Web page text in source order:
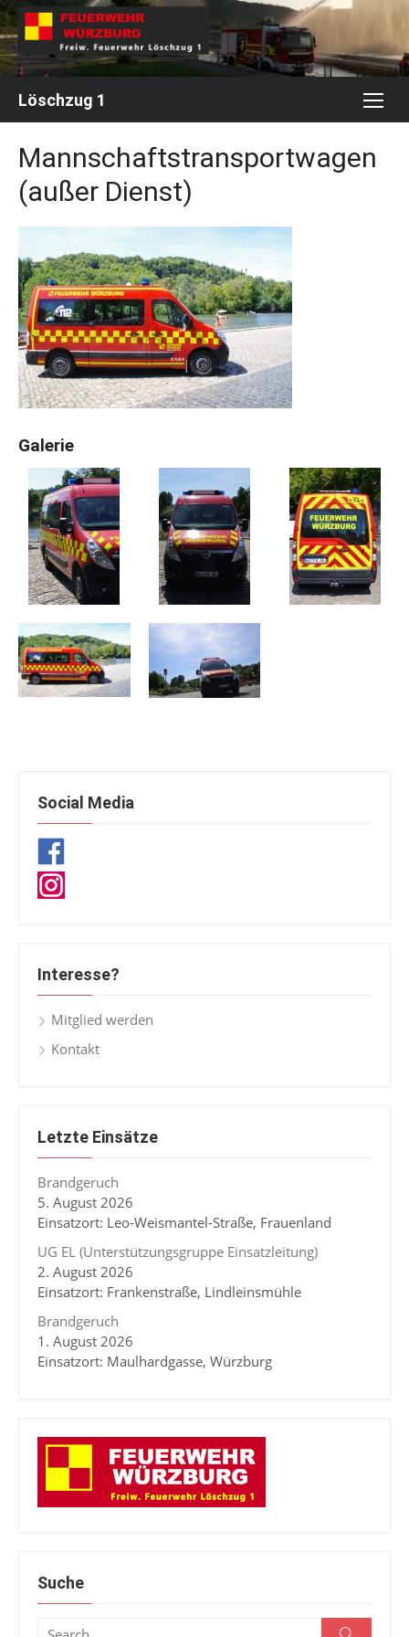
Skip
to
content
Löschzug 1
Mannschaftstransportwagen
(außer Dienst)
Galerie
Social Media
Interesse?
Mitglied werden
Kontakt
Letzte Einsätze
Brandgeruch
5. August 2026
Einsatzort: Leo-Weismantel-Straße, Frauenland
UG EL (Unterstützungsgruppe Einsatzleitung)
2. August 2026
Einsatzort: Frankenstraße, Lindleinsmühle
Brandgeruch
1. August 2026
Einsatzort: Maulhardgasse, Würzburg
Suche
Search